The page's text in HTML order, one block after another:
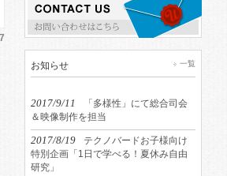
お知らせ 一覧
2017/9/11
「多様性」にて総合司会
＆映像制作を担当
2017/8/19
テクノバードお子様向け
特別企画「1日で学べる！夏休み自由
研究」